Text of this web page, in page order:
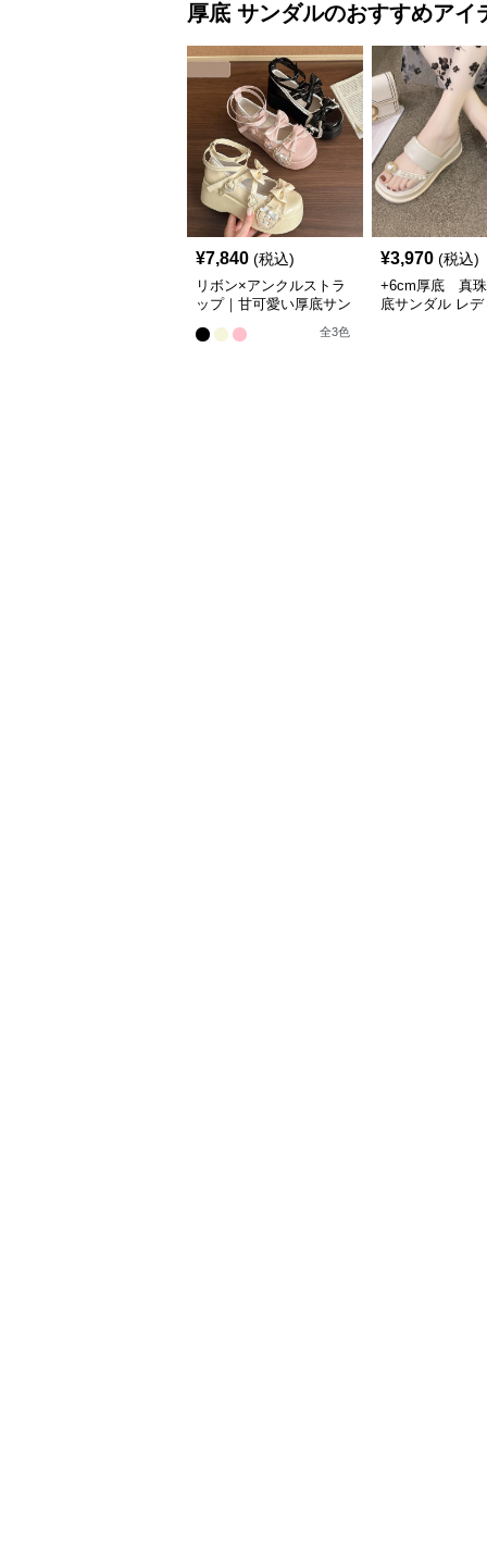
厚底 サンダルのおすすめアイ
¥7,840 (税込)
リボン×アンクルストラ
ップ｜甘可愛い厚底サン
全3色
¥3,970 (税込)
+6cm厚底 真珠
底サンダル レデ